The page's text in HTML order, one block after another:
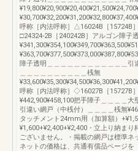
呼称［内法呼称］△16024B［15724B
□24324-2B［240242B］アルゴン障子
障子透明＿＿＿＿＿＿＿＿＿＿＿＿引
＿＿＿＿＿＿＿＿＿＿桟無
呼称［内法呼称］◇16027B［15727B
¥442,900¥458,100把手障子＿＿＿＿大
引違い網戸（中桟付）＿＿＿＿桟無
タッチメント24mm用（加算額）
¥1,600+¥2,400+¥2,400・立上り納ま
ございません。・掲載の網戸は標準ネ
ネットの価格は、共通有償品ページを